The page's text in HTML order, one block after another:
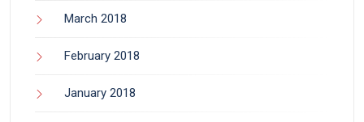
March 2018
February 2018
January 2018